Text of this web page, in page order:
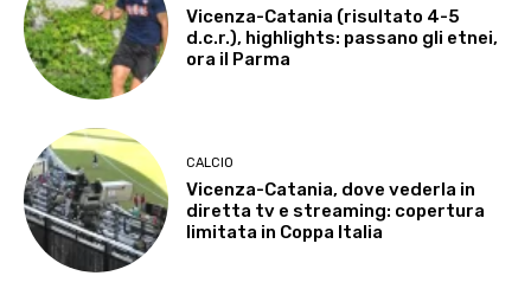
Vicenza-Catania (risultato 4-5
d.c.r.), highlights: passano gli etnei,
ora il Parma
CALCIO
Vicenza-Catania, dove vederla in
diretta tv e streaming: copertura
limitata in Coppa Italia